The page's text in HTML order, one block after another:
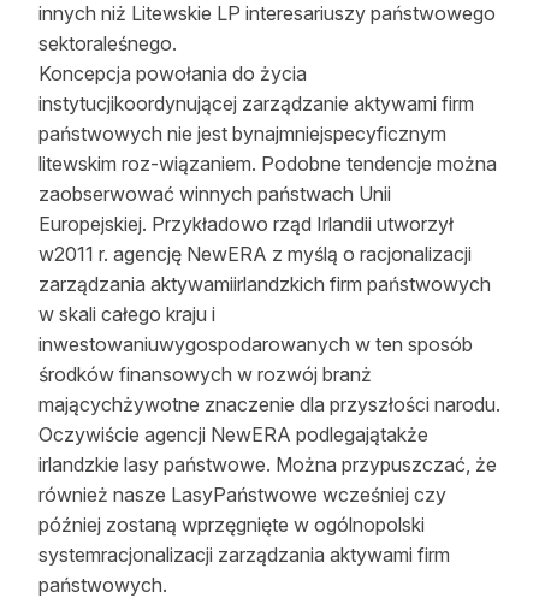
innych niż Litewskie LP interesariuszy państwowego
sektoraleśnego.
Koncepcja powołania do życia
instytucjikoordynującej zarządzanie aktywami firm
państwowych nie jest bynajmniejspecyficznym
litewskim roz-wiązaniem. Podobne tendencje można
zaobserwować winnych państwach Unii
Europejskiej. Przykładowo rząd Irlandii utworzył
w2011 r. agencję NewERA z myślą o racjonalizacji
zarządzania aktywamiirlandzkich firm państwowych
w skali całego kraju i
inwestowaniuwygospodarowanych w ten sposób
środków finansowych w rozwój branż
mającychżywotne znaczenie dla przyszłości narodu.
Oczywiście agencji NewERA podlegajątakże
irlandzkie lasy państwowe. Można przypuszczać, że
również nasze LasyPaństwowe wcześniej czy
później zostaną wprzęgnięte w ogólnopolski
systemracjonalizacji zarządzania aktywami firm
państwowych.